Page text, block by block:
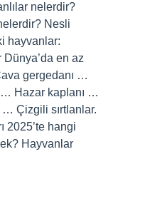
nelerdir?
Nesli
hayvanlar:
en az
gergedanı …
… Hazar kaplanı …
Çizgili sırtlanlar.
2025’te hangi
Hayvanlar